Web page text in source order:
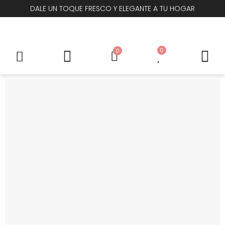
DALE UN TOQUE FRESCO Y ELEGANTE A TU HOGAR
0 0